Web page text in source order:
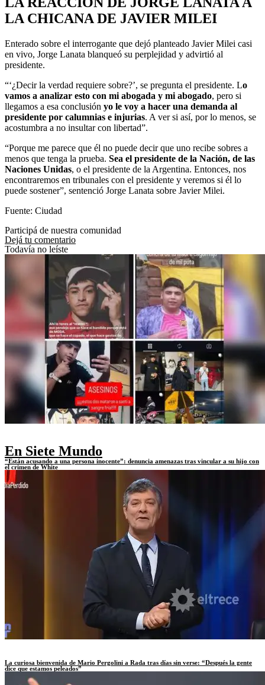
LA CHICANA DE JAVIER MILEI
Enterado sobre el interrogante que dejó planteado Javier Milei casi
en vivo, Jorge Lanata blanqueó su perplejidad y advirtió al
presidente.
“‘¿Decir la verdad requiere sobre?’, se pregunta el presidente. Lo
vamos a analizar esto con mi abogada y mi abogado, pero si
llegamos a esa conclusión yo le voy a hacer una demanda al
presidente por calumnias e injurias. A ver si así, por lo menos, se
acostumbra a no insultar con libertad”.
“Porque me parece que él no puede decir que uno recibe sobres a
menos que tenga la prueba. Sea el presidente de la Nación, de las
Naciones Unidas, o el presidente de la Argentina. Entonces, nos
encontraremos en tribunales con el presidente y veremos si él lo
puede sostener”, sentenció Jorge Lanata sobre Javier Milei.
Fuente: Ciudad
Participá de nuestra comunidad
Dejá tu comentario
Todavía no leíste
En Siete Mundo
“Están acusando a una persona inocente”: denuncia amenazas tras vincular a su hijo con
el crimen de White
La curiosa bienvenida de Mario Pergolini a Rada tras días sin verse: “Después la gente
dice que estamos peleados”